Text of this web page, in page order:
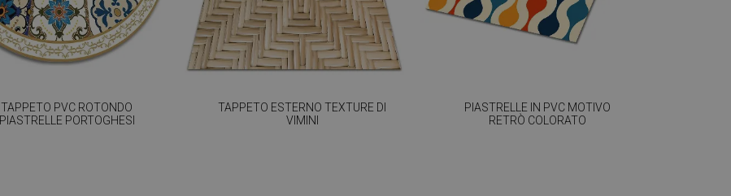
TAPPETO PVC ROTONDO
PIASTRELLE PORTOGHESI
TAPPETO ESTERNO TEXTURE DI
VIMINI
PIASTRELLE IN PVC MOTIVO
RETRÒ COLORATO